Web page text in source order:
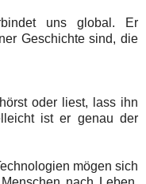
uns global. Er
Geschichte sind, die
oder liest, lass ihn
ist er genau der
mögen sich